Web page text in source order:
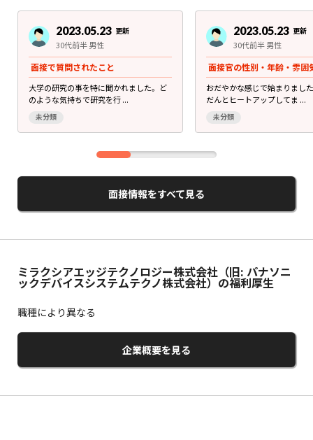
2023.05.23 更新
30代前半 男性
面接で質問されたこと
大学の研究の事を特に聞かれました。ど
のような気持ちで研究を行 ...
未分類
2023.05.23 更新
30代前半 男性
面接官の性別・年齢・雰囲
おだやかな感じで始まりまし
だんとヒートアップしてま ...
未分類
面接情報をすべて見る
ミラクシアエッジテクノロジー株式会社（旧: パナソニ
ックデバイスシステムテクノ株式会社）の福利厚生
職種により異なる
企業概要を見る